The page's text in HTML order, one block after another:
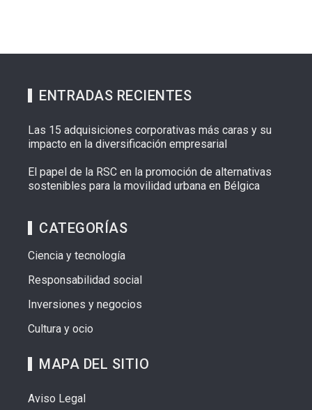
ENTRADAS RECIENTES
Las 15 adquisiciones corporativas más caras y su
impacto en la diversificación empresarial
El papel de la RSC en la promoción de alternativas
sostenibles para la movilidad urbana en Bélgica
CATEGORÍAS
Ciencia y tecnología
Responsabilidad social
Inversiones y negocios
Cultura y ocio
MAPA DEL SITIO
Aviso Legal